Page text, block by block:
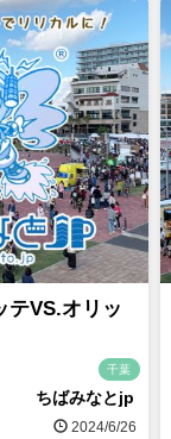
VS.オリッ
千葉
ちばみなとjp
2024/6/26